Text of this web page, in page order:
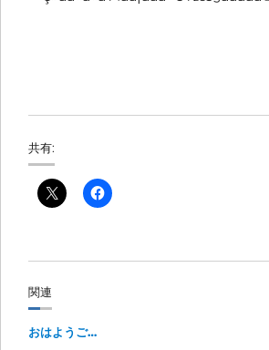
共有:
関連
おはようご…